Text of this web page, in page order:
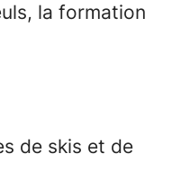
la formation
de skis et de